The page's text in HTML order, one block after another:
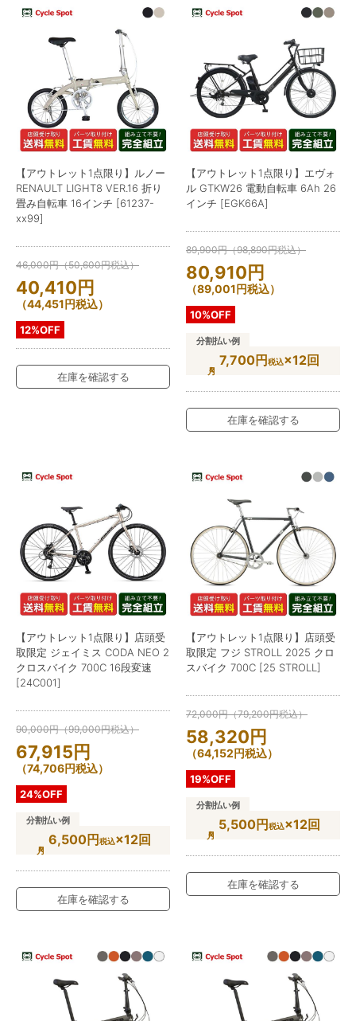
【アウトレット1点限り】ルノー
RENAULT LIGHT8 VER.16 折り
畳み自転車 16インチ [61237-
xx99]
46,000円（50,600円税込）
40,410円
（44,451円税込）
12%OFF
在庫を確認する
【アウトレット1点限り】エヴォ
ル GTKW26 電動自転車 6Ah 26
インチ [EGK66A]
89,900円（98,890円税込）
80,910円
（89,001円税込）
10%OFF
分割払い例
7,700円税込×12回
在庫を確認する
【アウトレット1点限り】店頭受
取限定 ジェイミス CODA NEO 2
クロスバイク 700C 16段変速
[24C001]
90,000円（99,000円税込）
67,915円
（74,706円税込）
24%OFF
分割払い例
6,500円税込×12回
在庫を確認する
【アウトレット1点限り】店頭受
取限定 フジ STROLL 2025 クロ
スバイク 700C [25 STROLL]
72,000円（79,200円税込）
58,320円
（64,152円税込）
19%OFF
分割払い例
5,500円税込×12回
在庫を確認する